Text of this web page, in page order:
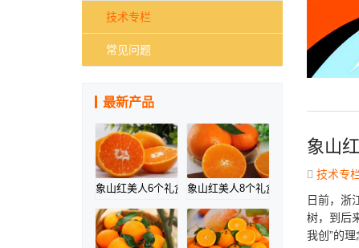
象山
技术专
日前，浙
树，到后
我创”的理
技术专栏
常见问题
最新产品
象山红美人6个礼盒装象山红美人8个礼盒装